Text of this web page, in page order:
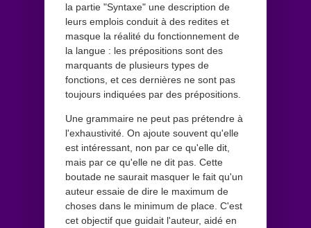
la partie "Syntaxe" une description de
leurs emplois conduit à des redites et
masque la réalité du fonctionnement de
la langue : les prépositions sont des
marquants de plusieurs types de
fonctions, et ces dernières ne sont pas
toujours indiquées par des prépositions.
Une grammaire ne peut pas prétendre à
l'exhaustivité. On ajoute souvent qu'elle
est intéressant, non par ce qu'elle dit,
mais par ce qu'elle ne dit pas. Cette
boutade ne saurait masquer le fait qu'un
auteur essaie de dire le maximum de
choses dans le minimum de place. C'est
cet objectif que guidait l'auteur, aidé en